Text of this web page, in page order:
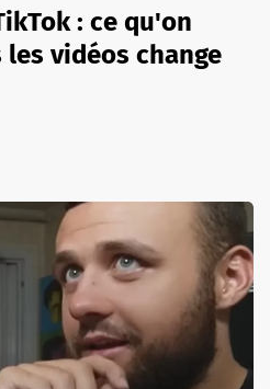
: ce qu'on
vidéos change